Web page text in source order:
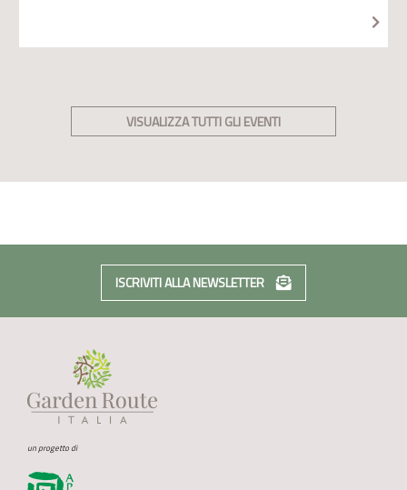
VISUALIZZA TUTTI GLI EVENTI
ISCRIVITI ALLA NEWSLETTER
un progetto di